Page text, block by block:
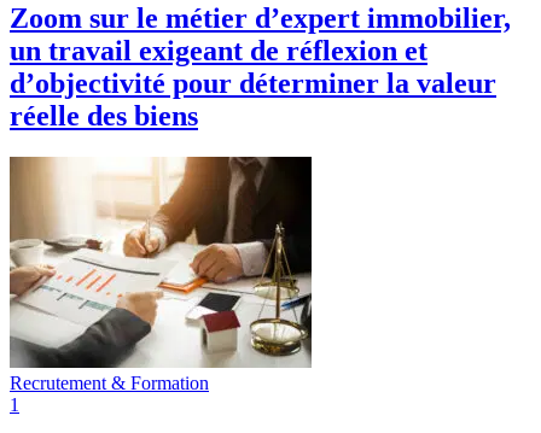
Zoom sur le métier d’expert immobilier,
un travail exigeant de réflexion et
d’objectivité pour déterminer la valeur
réelle des biens
Recrutement & Formation
1